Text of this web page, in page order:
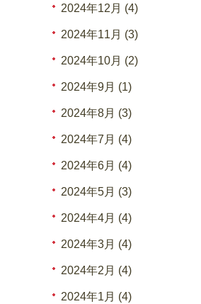
2024年12月 (4)
2024年11月 (3)
2024年10月 (2)
2024年9月 (1)
2024年8月 (3)
2024年7月 (4)
2024年6月 (4)
2024年5月 (3)
2024年4月 (4)
2024年3月 (4)
2024年2月 (4)
2024年1月 (4)